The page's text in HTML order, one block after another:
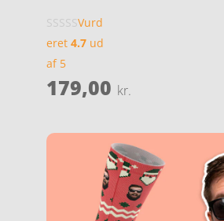
Vurd
eret 4.7ud
af 5
179,00 kr.